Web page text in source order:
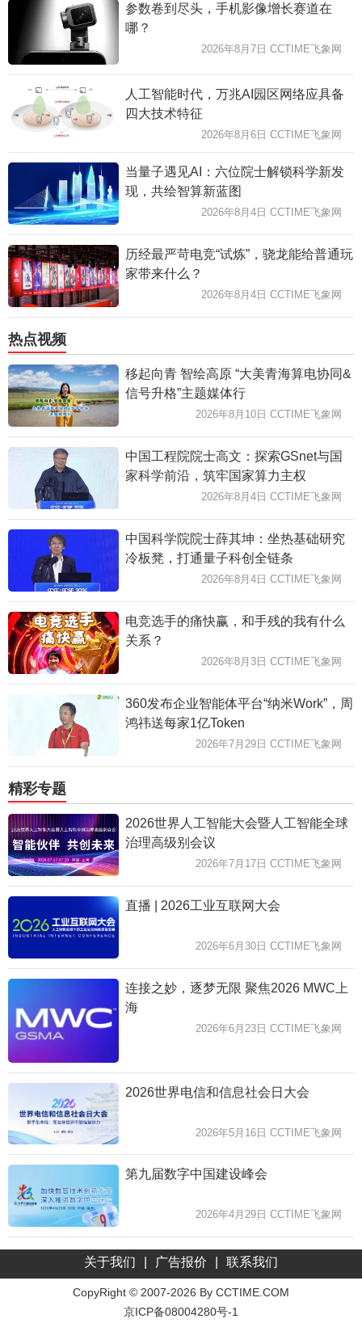
参数卷到尽头，手机影像增长赛道在
哪？
2026年8月7日 CCTIME飞象网
人工智能时代，万兆AI园区网络应具备
四大技术特征
2026年8月6日 CCTIME飞象网
当量子遇见AI：六位院士解锁科学新发
现，共绘智算新蓝图
2026年8月4日 CCTIME飞象网
历经最严苛电竞“试炼”，骁龙能给普通玩
家带来什么？
2026年8月4日 CCTIME飞象网
热点视频
移起向青 智绘高原 “大美青海算电协同&
信号升格”主题媒体行
2026年8月10日 CCTIME飞象网
中国工程院院士高文：探索GSnet与国
家科学前沿，筑牢国家算力主权
2026年8月4日 CCTIME飞象网
中国科学院院士薛其坤：坐热基础研究
冷板凳，打通量子科创全链条
2026年8月4日 CCTIME飞象网
电竞选手的痛快赢，和手残的我有什么
关系？
2026年8月3日 CCTIME飞象网
360发布企业智能体平台“纳米Work”，周
鸿祎送每家1亿Token
2026年7月29日 CCTIME飞象网
精彩专题
2026世界人工智能大会暨人工智能全球
治理高级别会议
2026年7月17日 CCTIME飞象网
直播 | 2026工业互联网大会
2026年6月30日 CCTIME飞象网
连接之妙，逐梦无限 聚焦2026 MWC上
海
2026年6月23日 CCTIME飞象网
2026世界电信和信息社会日大会
2026年5月16日 CCTIME飞象网
第九届数字中国建设峰会
2026年4月29日 CCTIME飞象网
关于我们 广告报价 联系我们
CopyRight © 2007-2026 By CCTIME.COM
京ICP备08004280号-1